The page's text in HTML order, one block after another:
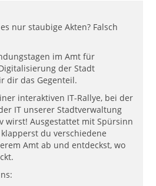
nur staubige Akten? Falsch
im Amt für
der Stadt
dir das Gegenteil.
interaktiven IT-Rallye, bei der
IT unserer Stadtverwaltung
wirst! Ausgestattet mit Spürsinn
du verschiedene
Amt ab und entdeckst, wo